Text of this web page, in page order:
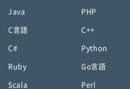
Java PHP
C言語 C++
C# Python
Ruby Go言語
Scala Perl